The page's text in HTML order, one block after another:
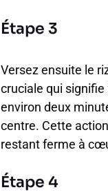
Étape 3
Versez ensuite le
cruciale qui signifie
environ deux
centre. Cette
restant ferme à
Étape 4